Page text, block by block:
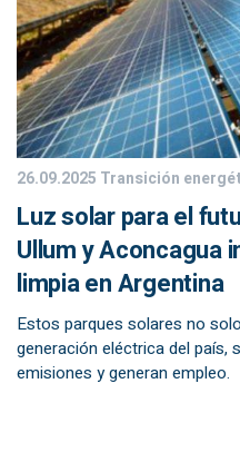
26.09.2025 Transición
Luz solar para el
Ullum y Aconcagua
limpia en Argentina
Estos parques solares no
generación eléctrica del país,
emisiones y generan empleo.